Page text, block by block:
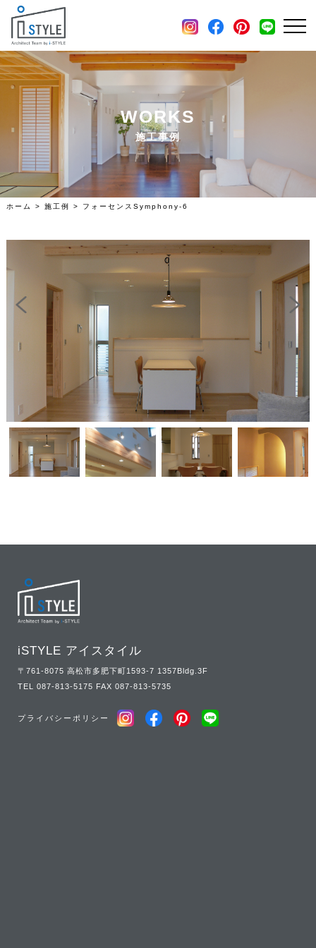
WORKS
施工事例
ホーム > 施工例 > フォーセンスSymphony-6
iSTYLE アイスタイル
〒761-8075 高松市多肥下町1593-7 1357Bldg.3F
TEL 087-813-5175 FAX 087-813-5735
プライバシーポリシー